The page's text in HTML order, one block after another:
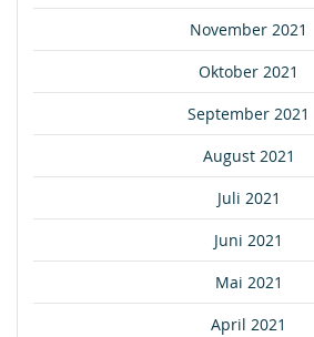
November 2021
Oktober 2021
September 2021
August 2021
Juli 2021
Juni 2021
Mai 2021
April 2021